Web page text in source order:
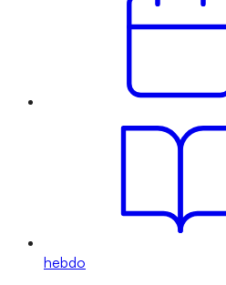
hebdo